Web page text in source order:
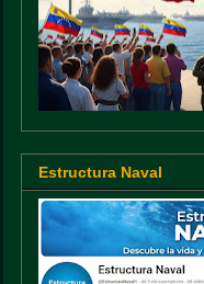
Estructura Naval